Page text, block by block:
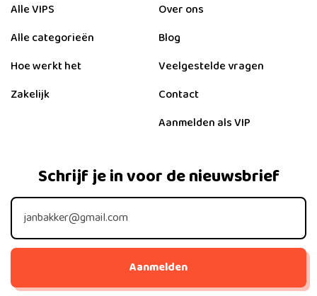
Alle VIPS
Alle categorieën
Hoe werkt het
Zakelijk
Over ons
Blog
Veelgestelde vragen
Contact
Aanmelden als VIP
Schrijf je in voor de nieuwsbrief
Aanmelden